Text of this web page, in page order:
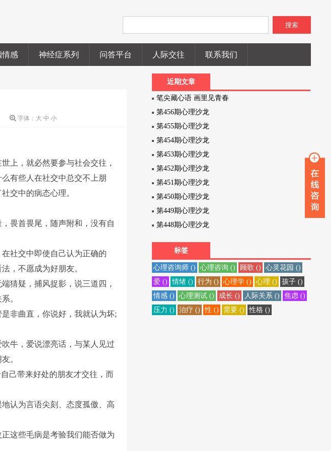
搜索
情感 神经症系列 问答平台 人际交往 联系我们
字体： 大 中 小
上，就必然要参与社会交往，
有些人在社交中总交不上朋
交中的病态心理。
畏首畏尾，随声附和，没有自
社交中即使自己认为正确的
，不愿成为好朋友。
疑，捕风捉影，说三道四，
。
非曲直，你说好，我就认为坏;
，爱说漂亮话，与某人见过
。
己带来好处的朋友才交往，而
为言语尖刻、态度孤傲、高
这些毛病是考验我们能否做为
近期文章
笔尖藏心语 画里见青春
第456期心理沙龙
第455期心理沙龙
第454期心理沙龙
第453期心理沙龙
第452期心理沙龙
第451期心理沙龙
第450期心理沙龙
第449期心理沙龙
第448期心理沙龙
标签
心理咨询师 () 心理咨询 () 顾歌 ()
心灵花园 ()
爱 ()
情绪 () 行为 () 心理学 () 心理 ()
孩子 ()
情感 ()
心理测试 () 成长 () 人际关系 ()
焦虑 ()
压力 ()
治疗 () 性 () 需要 () 性格 ()